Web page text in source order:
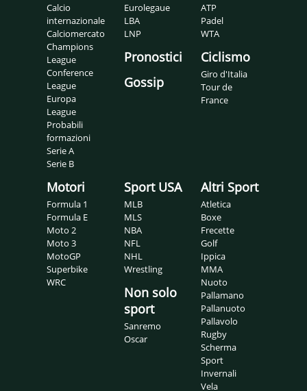
Calcio
internazionale
Calciomercato
Champions
League
Conference
League
Europa
League
Probabili
formazioni
Serie A
Serie B
Eurolegaue
LBA
LNP
Pronostici
Gossip
ATP
Padel
WTA
Ciclismo
Giro d'Italia
Tour de
France
Motori
Formula 1
Formula E
Moto 2
Moto 3
MotoGP
Superbike
WRC
Sport USA
MLB
MLS
NBA
NFL
NHL
Wrestling
Non solo
sport
Sanremo
Oscar
Altri Sport
Atletica
Boxe
Frecette
Golf
Ippica
MMA
Nuoto
Pallamano
Pallanuoto
Pallavolo
Rugby
Scherma
Sport
Invernali
Vela